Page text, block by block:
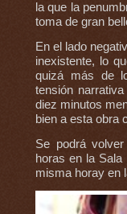
la que la
toma de gran
En el lado
inexistente, lo
quizá más de
tensión
diez minutos
bien a esta obra
Se podrá
horas en la
misma horay en